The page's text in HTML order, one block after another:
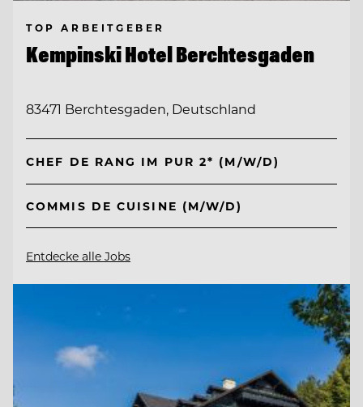
TOP ARBEITGEBER
Kempinski Hotel Berchtesgaden
83471 Berchtesgaden, Deutschland
CHEF DE RANG IM PUR 2* (M/W/D)
COMMIS DE CUISINE (M/W/D)
Entdecke alle Jobs